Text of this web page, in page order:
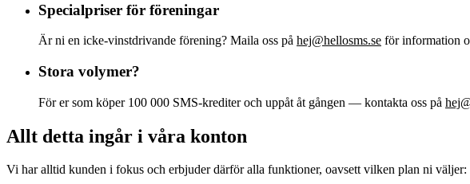
Specialpriser för föreningar
Är ni en icke-vinstdrivande förening? Maila oss på hej@hellosms.se för information
Stora volymer?
För er som köper 100 000 SMS-krediter och uppåt åt gången — kontakta oss på
Allt detta ingår i våra konton
Vi har alltid kunden i fokus och erbjuder därför alla funktioner, oavsett vilken plan ni väljer: